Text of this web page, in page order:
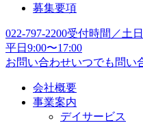
募集要項
022-797-2200受付時間／土
平日9:00〜17:00
お問い合わせいつでも問い
会社概要
事業案内
デイサービス